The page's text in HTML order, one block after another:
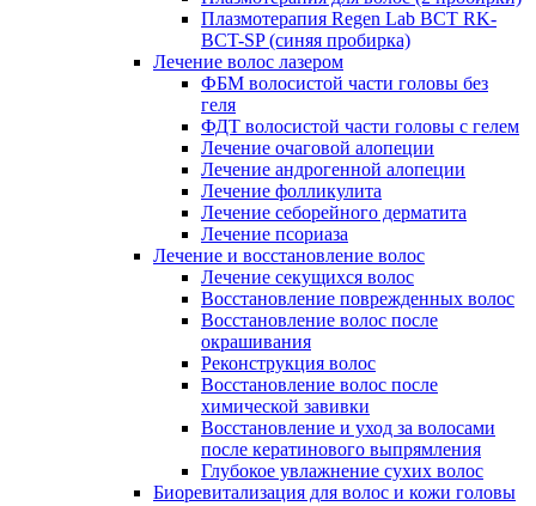
Плазмотерапия Regen Lab BCT RK-
BCT-SP (синяя пробирка)
Лечение волос лазером
ФБМ волосистой части головы без
геля
ФДТ волосистой части головы с гелем
Лечение очаговой алопеции
Лечение андрогенной алопеции
Лечение фолликулита
Лечение себорейного дерматита
Лечение псориаза
Лечение и восстановление волос
Лечение секущихся волос
Восстановление поврежденных волос
Восстановление волос после
окрашивания
Реконструкция волос
Восстановление волос после
химической завивки
Восстановление и уход за волосами
после кератинового выпрямления
Глубокое увлажнение сухих волос
Биоревитализация для волос и кожи головы